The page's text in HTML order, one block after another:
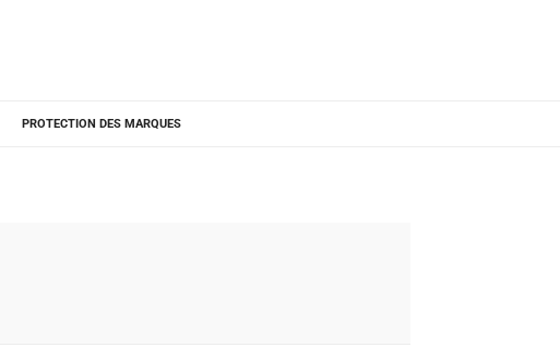
PROTECTION DES MARQUES